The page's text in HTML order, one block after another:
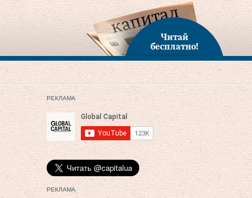
Читай
бесплатно!
РЕКЛАМА
РЕКЛАМА